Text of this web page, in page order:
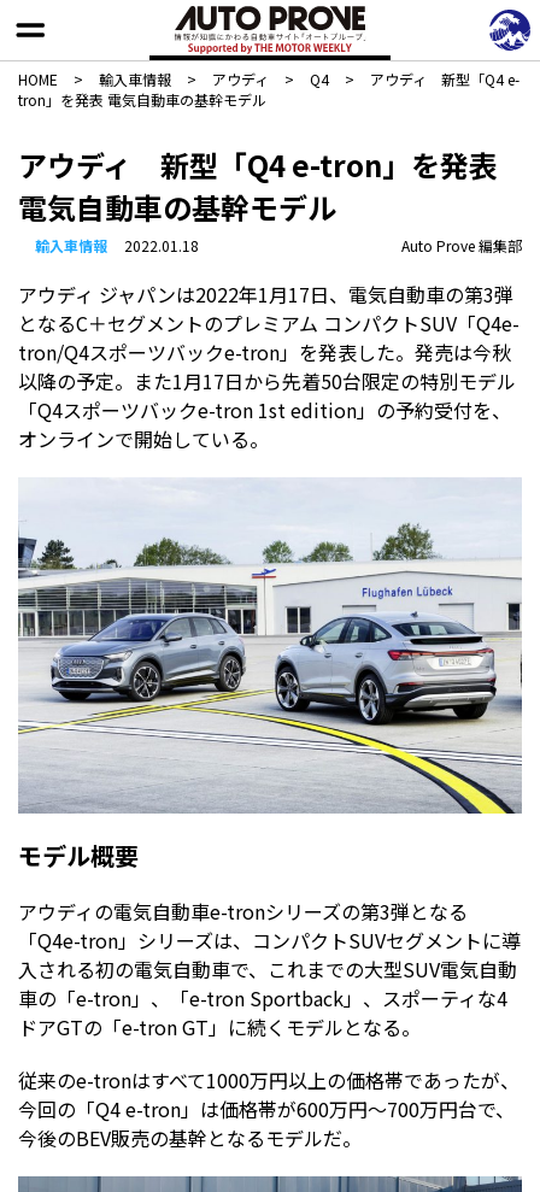
HOME > 輸入車情報 > アウディ > Q4 >
アウディ 新型「Q4 e-
tron」を発表 電気自動車の基幹モデル
アウディ 新型「Q4 e-tron」を発表
電気自動車の基幹モデル
輸入車情報 2022.01.18 Auto Prove 編集部
アウディ ジャパンは2022年1月17日、電気自動車の第3弾
となるC＋セグメントのプレミアム コンパクトSUV「Q4e-
tron/Q4スポーツバックe-tron」を発表した。発売は今秋
以降の予定。また1月17日から先着50台限定の特別モデル
「Q4スポーツバックe-tron 1st edition」の予約受付を、
オンラインで開始している。
モデル概要
アウディの電気自動車e-tronシリーズの第3弾となる
「Q4e-tron」シリーズは、コンパクトSUVセグメントに導
入される初の電気自動車で、これまでの大型SUV電気自動
車の「e-tron」、「e-tron Sportback」、スポーティな4
ドアGTの「e-tron GT」に続くモデルとなる。
従来のe-tronはすべて1000万円以上の価格帯であったが、
今回の「Q4 e-tron」は価格帯が600万円～700万円台で、
今後のBEV販売の基幹となるモデルだ。